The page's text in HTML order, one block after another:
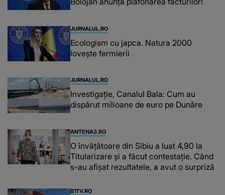
JURNALUL.RO
Ecologism cu japca. Natura 2000
lovește fermierii
JURNALUL.RO
Investigație, Canalul Bala: Cum au
dispărut milioane de euro pe Dunăre
ANTENA3.RO
O învățătoare din Sibiu a luat 4,90 la
Titularizare și a făcut contestație. Când
s-au afișat rezultatele, a avut o surpriză
B1TV.RO